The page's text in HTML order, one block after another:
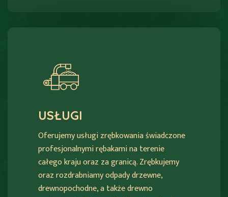
USŁUGI
Oferujemy usługi zrębkowania świadczone
profesjonalnymi rębakami na terenie
całego kraju oraz za granicą. Zrębkujemy
oraz rozdrabniamy odpady drzewne,
drewnopochodne, a także drewno